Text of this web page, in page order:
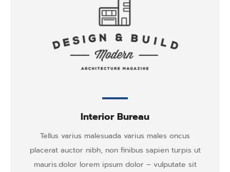
Interior Bureau
Tellus varius malesuada varius males oncus
placerat auctor nibh, non finibus sapien turpis ut
mauris.dolor lorem ipsum dolor – vulputate sit